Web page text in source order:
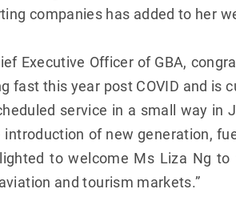
companies has added to her
Executive Officer of GBA,
fast this year post COVID and
service in a small way in
introduction of new generation,
to welcome Ms Liza Ng
and tourism markets.”